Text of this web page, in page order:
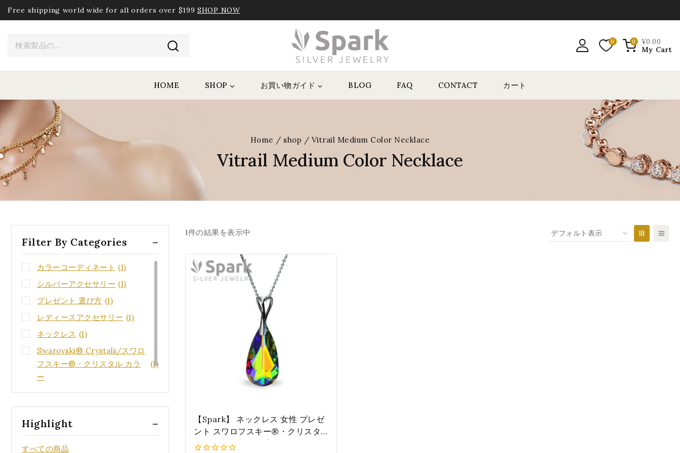
Free shipping world wide for all orders over $199SHOP NOW
0 0 ¥0.00
My Cart
HOME SHOP お買い物ガイド BLOG FAQ CONTACT カート
Home / shop / Vitrail Medium Color Necklace
Vitrail Medium Color Necklace
1件の結果を表示中
【Spark】 ネックレス 女性 プレゼ
ント スワロフスキー®・クリスタ
ル『ティアドロップ 』ヴィトレー
Filter By Categories
カラーコーディネート (1)
シルバーアクセサリー (1)
プレゼント 選び方 (1)
レディースアクセサリー (1)
ネックレス (1)
Swarovski® Crystals/スワロ
フスキー®・クリスタル カラ
ー
(1)
モチーフ アクセサリー (1)
Highlight
すべての商品